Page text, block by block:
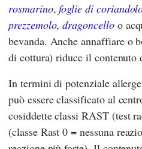
rosmarino,foglie di
prezzemolo,dragoncelloo
bevanda. Anche annaffiare o
di cottura) riduce il contenuto
In termini di potenziale
può essere classificato al
cosiddette classi RAST (test
(classe Rast 0 = nessuna